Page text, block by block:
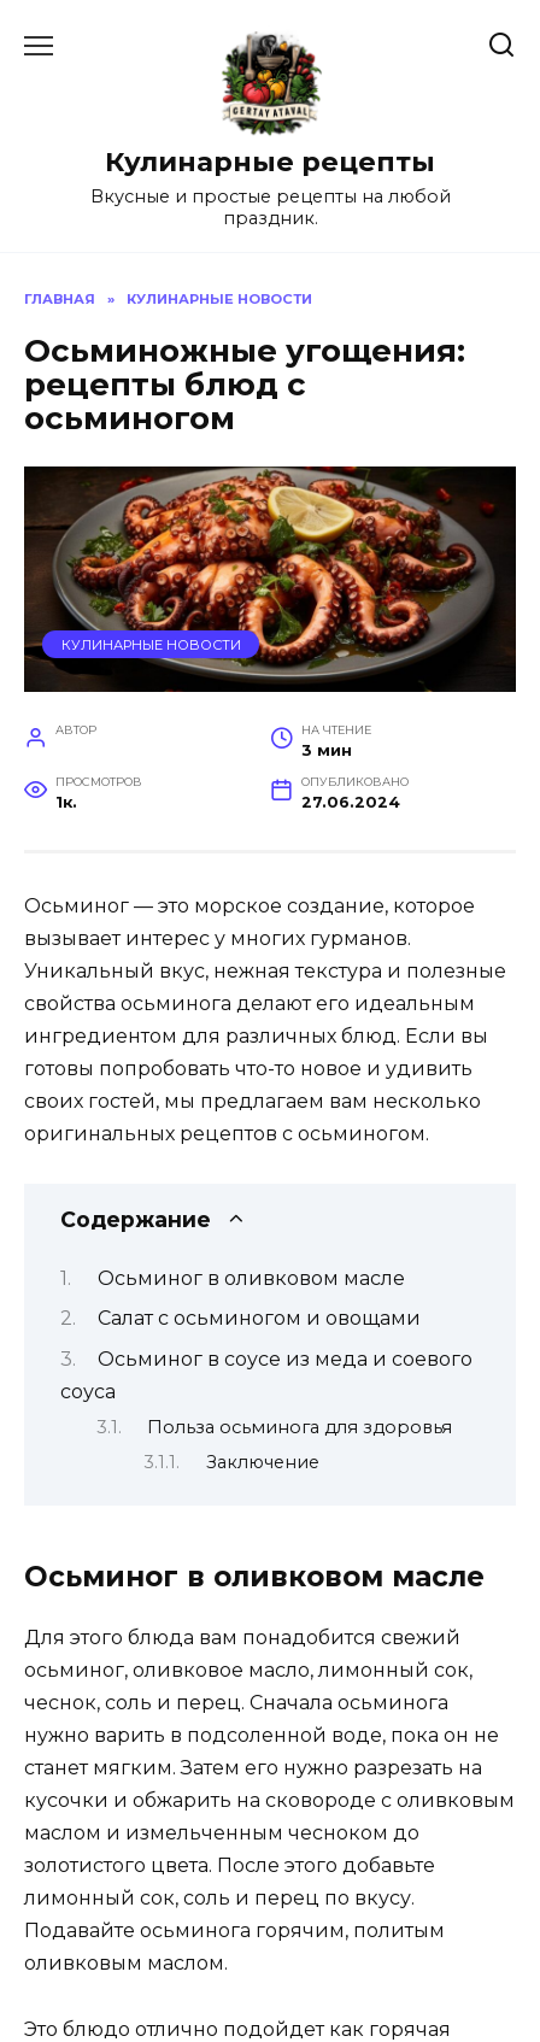
Кулинарные рецепты
Вкусные и простые рецепты на любой
праздник.
ГЛАВНАЯ » КУЛИНАРНЫЕ НОВОСТИ
Осьминожные угощения:
рецепты блюд с
осьминогом
КУЛИНАРНЫЕ НОВОСТИ
АВТОР НА ЧТЕНИЕ
3 мин
ПРОСМОТРОВ
1к.
ОПУБЛИКОВАНО
27.06.2024
Осьминог — это морское создание, которое
вызывает интерес у многих гурманов.
Уникальный вкус, нежная текстура и полезные
свойства осьминога делают его идеальным
ингредиентом для различных блюд. Если вы
готовы попробовать что-то новое и удивить
своих гостей, мы предлагаем вам несколько
оригинальных рецептов с осьминогом.
Содержание
Осьминог в оливковом масле
Салат с осьминогом и овощами
Осьминог в соусе из меда и соевого
соуса
Польза осьминога для здоровья
Заключение
Осьминог в оливковом масле
Для этого блюда вам понадобится свежий
осьминог, оливковое масло, лимонный сок,
чеснок, соль и перец. Сначала осьминога
нужно варить в подсоленной воде, пока он не
станет мягким. Затем его нужно разрезать на
кусочки и обжарить на сковороде с оливковым
маслом и измельченным чесноком до
золотистого цвета. После этого добавьте
лимонный сок, соль и перец по вкусу.
Подавайте осьминога горячим, политым
оливковым маслом.
Это блюдо отлично подойдет как горячая